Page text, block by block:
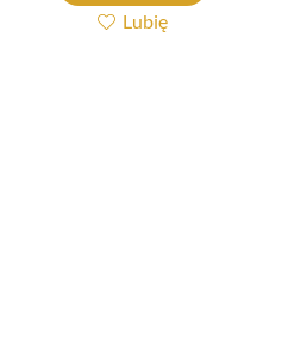
Lubię